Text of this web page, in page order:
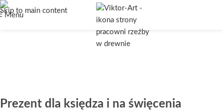
Skip to main content
Menu
PREZENT DLA
KSIĘDZA I NA
Prezent dla księdza i na święcenia